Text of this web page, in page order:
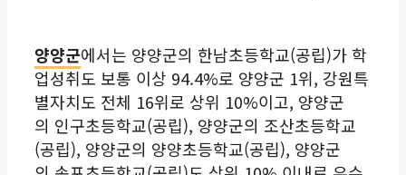
양양군에서는 양양군의 한남초등학교(공립)가 학
업성취도 보통 이상 94.4%로 양양군 1위, 강원특
별자치도 전체 16위로 상위 10%이고, 양양군
의 인구초등학교(공립), 양양군의 조산초등학교
(공립), 양양군의 양양초등학교(공립), 양양군